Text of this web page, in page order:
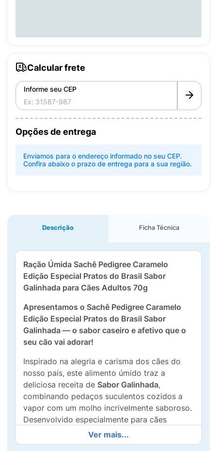
Calcular frete
Informe seu CEP
Opções de entrega
Enviamos para o endereço informado no seu CEP.
Confira abaixo o prazo de entrega para a sua região.
Descrição Ficha Técnica
Ração Úmida Sachê Pedigree Caramelo
Edição Especial Pratos do Brasil Sabor
Galinhada para Cães Adultos 70g
Apresentamos o Sachê Pedigree Caramelo
Edição Especial Pratos do Brasil Sabor
Galinhada — o sabor caseiro e afetivo que o
seu cão vai adorar!
Inspirado na alegria e carisma dos cães do
nosso país, este alimento úmido traz a
deliciosa receita de Sabor Galinhada,
combinando pedaços suculentos cozidos a
vapor com um molho incrivelmente saboroso.
Desenvolvido especialmente para cães
adultos, o sachê oferece uma refeição
completa e balanceada, repleta de vitaminas
Ver mais...